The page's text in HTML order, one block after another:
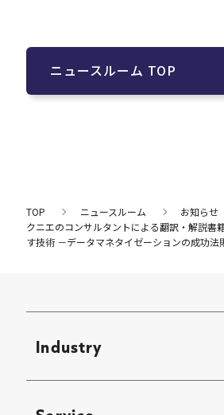
ニュースルーム TOP
TOP ニュースルーム
お知らせ
クニエのコンサルタントによる翻訳・解説書
す技術 －データマネタイゼーションの成功法
Industry